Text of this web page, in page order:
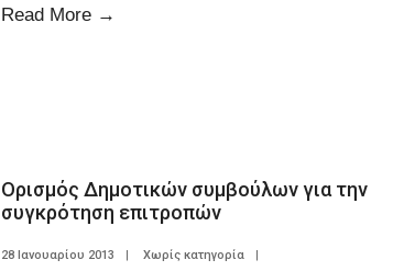
Read More →
Ορισμός Δημοτικών συμβούλων για την
συγκρότηση επιτροπών
28 Ιανουαρίου 2013 | Χωρίς κατηγορία |